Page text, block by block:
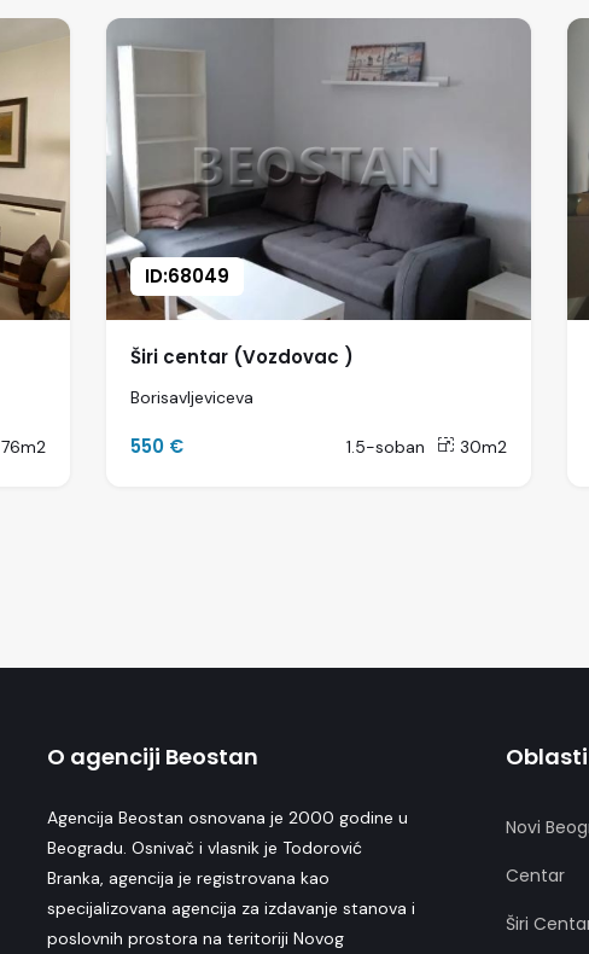
76m2
ID:68049
Širi centar (Vozdovac )
Borisavljeviceva
550 € 1.5-soban 30m2
O agenciji Beostan
Agencija Beostan osnovana je 2000 godine u
Beogradu. Osnivač i vlasnik je Todorović
Branka, agencija je registrovana kao
specijalizovana agencija za izdavanje stanova i
poslovnih prostora na teritoriji Novog
Oblasti
Novi
Centar
Širi